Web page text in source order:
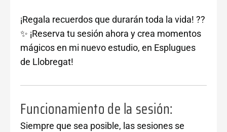
¡Regala recuerdos que durarán toda la vida! ??
✨ ¡Reserva tu sesión ahora y crea momentos
mágicos en mi nuevo estudio, en Esplugues
de Llobregat!
Funcionamiento de la sesión:
Siempre que sea posible, las sesiones se